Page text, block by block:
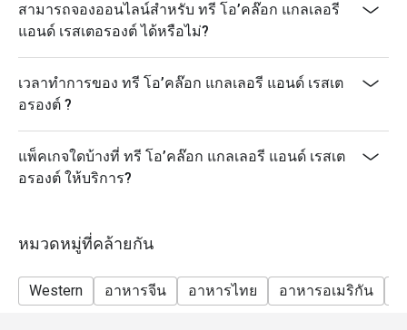
สามารถจองออนไลน์สำหรับ ทรี โอ’คล๊อก แกลเลอรี
แอนด์ เรสเตอรองต์ ได้หรือไม่?
เวลาทำการของ ทรี โอ’คล๊อก แกลเลอรี แอนด์ เรสเต
อรองต์ ?
แพ็คเกจใดบ้างที่ ทรี โอ’คล๊อก แกลเลอรี แอนด์ เรสเต
อรองต์ ให้บริการ?
หมวดหมู่ที่คล้ายกัน
Western อาหารจีน อาหารไทย อาหารอเมริกัน